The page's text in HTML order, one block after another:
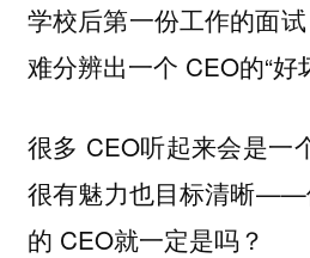
学校后第一份工作的面
难分辨出一个 CEO的“好
很多 CEO听起来会是一
很有魅力也目标清晰——
的 CEO就一定是吗？